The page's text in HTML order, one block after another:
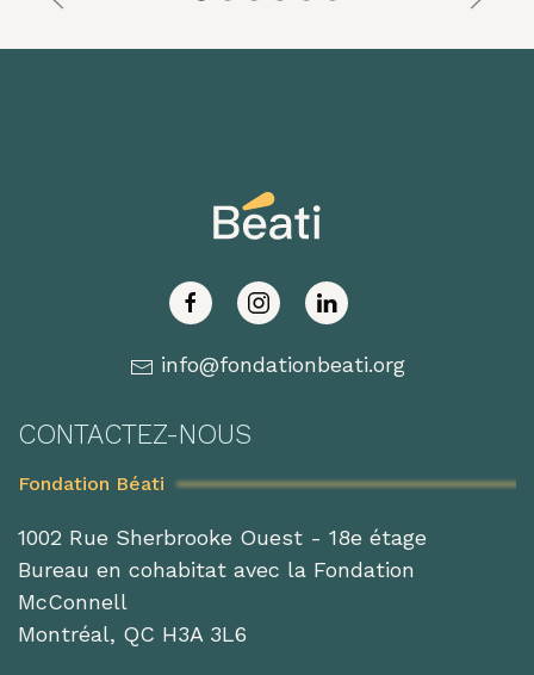
info@fondationbeati.org
CONTACTEZ-NOUS
Fondation Béati
1002 Rue Sherbrooke Ouest - 18e étage
Bureau en cohabitat avec la Fondation
McConnell
Montréal, QC H3A 3L6